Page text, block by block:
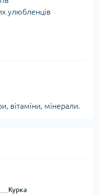
улюбленців
вітаміни, мінерали.
Курка